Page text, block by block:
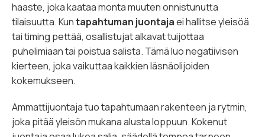
haaste, joka kaataa monta muuten onnistunutta
tilaisuutta. Kuntapahtuman juontajaei hallitse yleisöä
tai timing pettää, osallistujat alkavat tuijottaa
puhelimiaan tai poistua salista. Tämä luo negatiivisen
kierteen, joka vaikuttaa kaikkien läsnäolijoiden
kokemukseen.
Ammattijuontaja tuo tapahtumaan rakenteen ja rytmin,
joka pitää yleisön mukana alusta loppuun. Kokenut